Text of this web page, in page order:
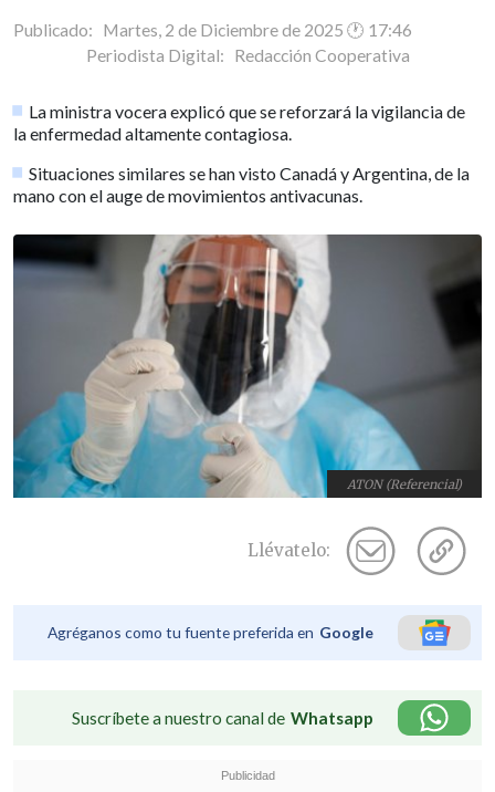
Publicado: Martes, 2 de Diciembre de 2025 🕐 17:46
Periodista Digital: Redacción Cooperativa
La ministra vocera explicó que se reforzará la vigilancia de
la enfermedad altamente contagiosa.
Situaciones similares se han visto Canadá y Argentina, de la
mano con el auge de movimientos antivacunas.
ATON (Referencial)
Llévatelo:
Agréganos como tu fuente preferida en Google
Suscríbete a nuestro canal de Whatsapp